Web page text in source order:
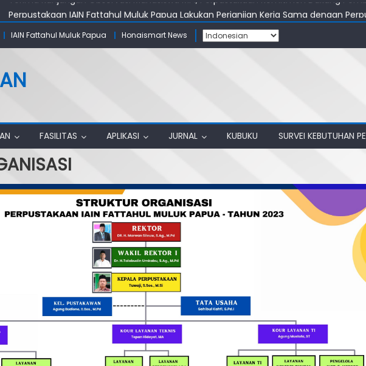
Perpustakaan IAIN Fattahul Muluk Papua Lakukan Perjanjian Kerja Sama dengan
Kajian Tematik Perpustakaan: Bangun Ruang Akademik yang Produktif
Perpustakaan IAIN Fattahul Muluk Papua Raih Akreditasi A
Terima Kunjungan Observasi Mahasiswa MPI, Perpustakaan Komitmen Dukung
IAIN Fattahul Muluk Papua Honaismart News
FASILITAS APLIKASI JURNAL KUBUKU SURVEI KEBUTUHAN